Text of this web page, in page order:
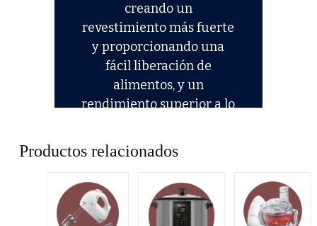
Productos relacionados